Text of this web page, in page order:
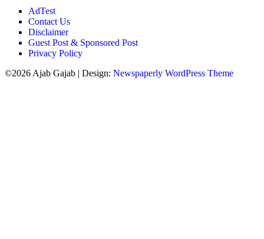
AdTest
Contact Us
Disclaimer
Guest Post & Sponsored Post
Privacy Policy
©2026 Ajab Gajab | Design: Newspaperly WordPress Theme